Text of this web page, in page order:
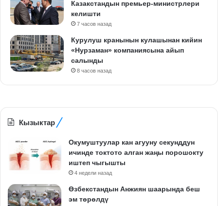
Казакстандын премьер-министрлери
келишти
7 часов назад
Курулуш кранынын кулашынан кийин
«Нурзаман» компаниясына айып
салынды
8 часов назад
Кызыктар
Окумуштуулар кан агууну секунддун
ичинде токтото алган жаңы порошокту
иштеп чыгышты
4 недели назад
Өзбекстандын Анжиян шаарында беш
эм төрөлдү